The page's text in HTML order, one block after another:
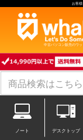
お客
中古パソコン販売のワ
ノート デスクトップ